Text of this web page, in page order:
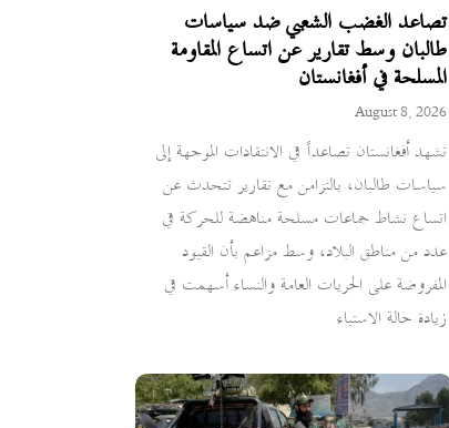
تصاعد الغضب الشعبي ضد سياسات
طالبان وسط تقارير عن اتساع المقاومة
المسلحة في أفغانستان
August 8, 2026
تشهد أفغانستان تصاعداً في الانتقادات الموجهة إلى
سياسات طالبان، بالتزامن مع تقارير تتحدث عن
اتساع نشاط جماعات مسلحة مناهضة للحركة في
عدد من مناطق البلاد، وسط مزاعم بأن القيود
المفروضة على الحريات العامة والنساء أسهمت في
زيادة حالة الاستياء